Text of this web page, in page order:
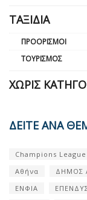
ΤΑΞΊΔΙΑ
ΠΡΟΟΡΙΣΜΟΊ
ΤΟΥΡΙΣΜΌΣ
ΧΩΡΊΣ
ΔΕΙΤΕ ΑΝΑ
Champions League
Αθήνα
ΔΗΜΟΣ
ΕΝΦΙΑ